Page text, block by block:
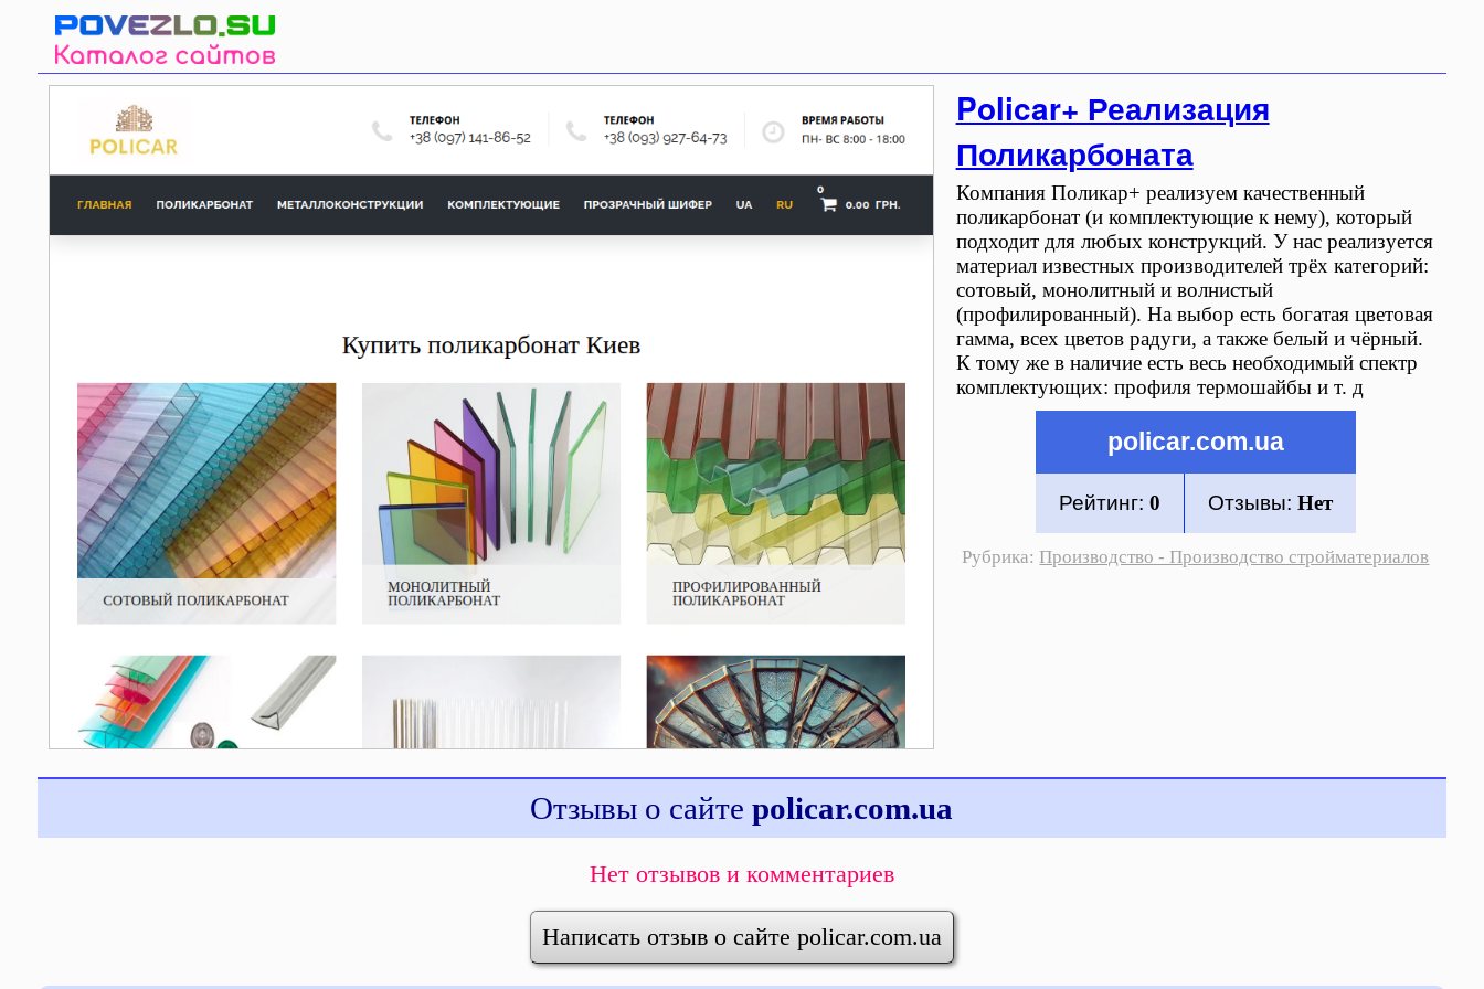
Policar+ Реализация
Поликарбоната
Компания Поликар+ реализуем качественный
поликарбонат (и комплектующие к нему), который
подходит для любых конструкций. У нас реализуется
материал известных производителей трёх категорий:
сотовый, монолитный и волнистый
(профилированный). На выбор есть богатая цветовая
гамма, всех цветов радуги, а также белый и чёрный.
К тому же в наличие есть весь необходимый спектр
комплектующих: профиля термошайбы и т. д
policar.com.ua
Рейтинг: 0 Отзывы: Нет
Рубрика: Производство - Производство стройматериалов
Отзывы о сайтеpolicar.com.ua
Нет отзывов и комментариев
Написать отзыв о сайте policar.com.ua